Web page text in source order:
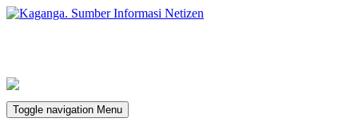
Toggle navigation Menu